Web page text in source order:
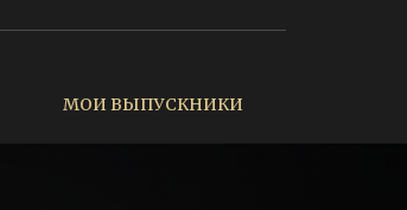
МОИ ВЫПУСКНИКИ